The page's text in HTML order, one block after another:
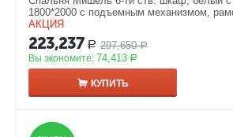
1800*2000 с подъемным механизмом,
АКЦИЯ
223,237 Р 297,650 Р
Вы экономите: 74,413 Р
КУПИТЬ